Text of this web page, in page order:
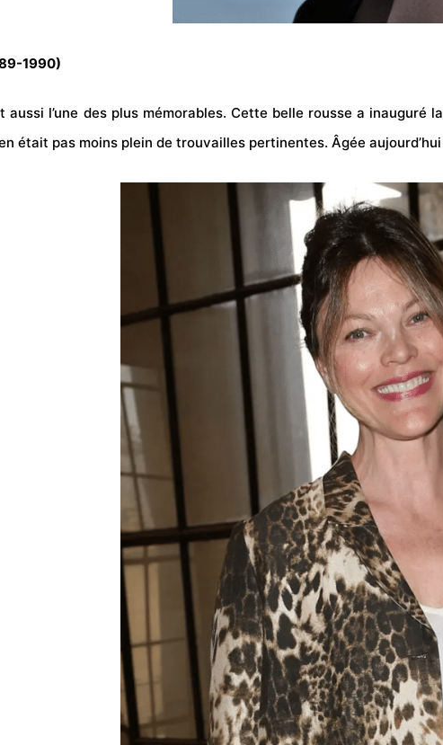
1990)
aussi l’une des plus mémorables. Cette belle rousse a
était pas moins plein de trouvailles pertinentes. Âgée